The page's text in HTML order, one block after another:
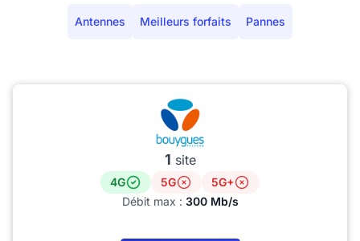
Antennes Meilleurs forfaits Pannes
1 site
4G 5G
5G+
Débit max : 300 Mb/s